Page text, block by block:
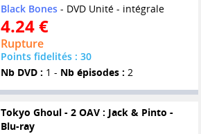
Black Bones- DVD Unité - intégrale
4.24 €
Rupture
Points fidelités : 30
Nb DVD : 1 - Nb épisodes : 2
Tokyo Ghoul - 2 OAV : Jack & Pinto -
Blu-ray